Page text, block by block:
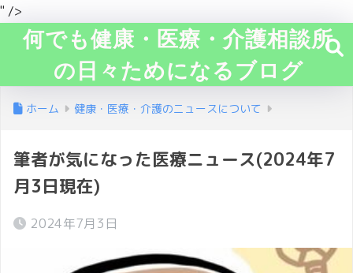
" />
何でも健康・医療・介護相談所
の日々ためになるブログ
ホーム 健康・医療・介護のニュースについて
筆者が気になった医療ニュース(2024年7
月3日現在)
2024年7月3日